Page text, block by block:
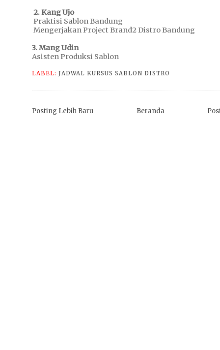
2. Kang Ujo
Praktisi Sablon Bandung
Mengerjakan Project Brand2 Distro Bandung
3. Mang Udin
Asisten Produksi Sablon
LABEL:JADWAL KURSUS SABLON DISTRO
Posting Lebih Baru Beranda